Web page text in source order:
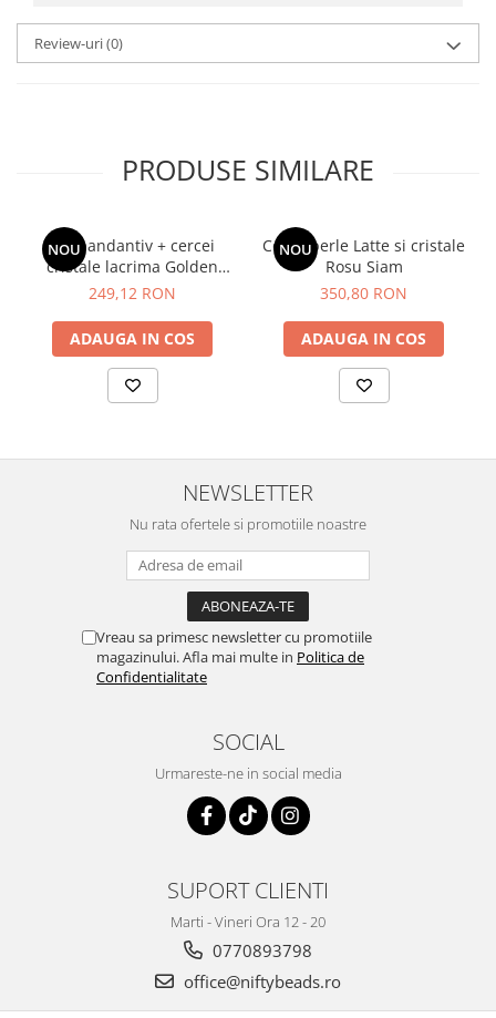
Review-uri(0)
PRODUSE SIMILARE
NOU
Set pandantiv + cercei
cristale lacrima Golden
Shadow
249,12 RON
ADAUGA IN COS
NOU
Colier perle Latte si cristale
Rosu Siam
350,80 RON
ADAUGA IN COS
NEWSLETTER
Nu rata ofertele si promotiile noastre
Vreau sa primesc newsletter cu promotiile
magazinului. Afla mai multe in Politica de
Confidentialitate
SOCIAL
Urmareste-ne in social media
SUPORT CLIENTI
Marti - Vineri Ora 12 - 20
0770893798
office@niftybeads.ro